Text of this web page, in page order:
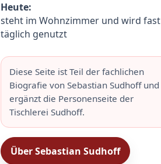
Heute:
steht im Wohnzimmer und wird fast
täglich genutzt
Diese Seite ist Teil der fachlichen
Biografie von Sebastian Sudhoff und
ergänzt die Personenseite der
Tischlerei Sudhoff.
Über Sebastian Sudhoff